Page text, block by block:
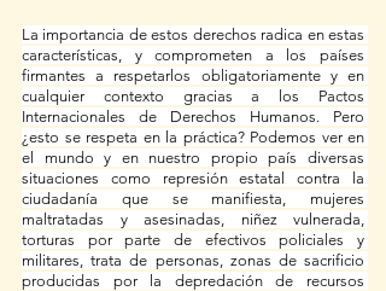
La importancia de estos derechos radica en estas
características, y comprometen a los países
firmantes a respetarlos obligatoriamente y en
cualquier contexto gracias a los Pactos
Internacionales de Derechos Humanos. Pero
¿esto se respeta en la práctica? Podemos ver en
el mundo y en nuestro propio país diversas
situaciones como represión estatal contra la
ciudadanía que se manifiesta, mujeres
maltratadas y asesinadas, niñez vulnerada,
torturas por parte de efectivos policiales y
militares, trata de personas, zonas de sacrificio
producidas por la depredación de recursos